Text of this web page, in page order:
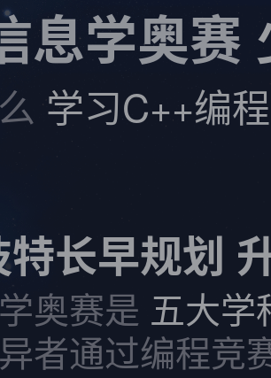
息学奥赛
学习C++编
长早规划
奥赛是 五大学
者通过编程竞